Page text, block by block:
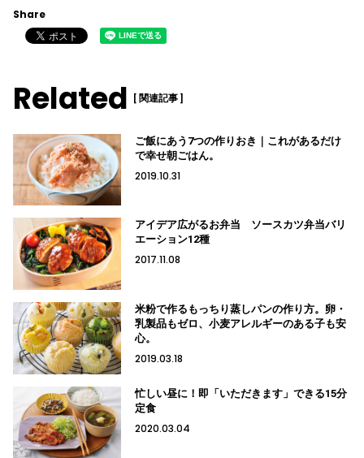
Share
Related [ 関連記事 ]
ご飯にあう7つの作りおき｜これがあるだけ
で幸せ朝ごはん。
2019.10.31
アイデア広がるお弁当 ソースカツ弁当バリ
エーション12種
2017.11.08
米粉で作るもっちり蒸しパンの作り方。卵・
乳製品もゼロ、小麦アレルギーのある子も安
心。
2019.03.18
忙しい昼に！即「いただきます」できる15分
定食
2020.03.04